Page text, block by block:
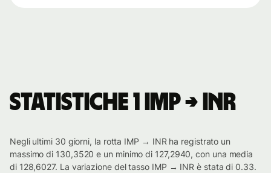
Statistiche 1 IMP → INR
Negli ultimi 30 giorni, la rotta IMP → INR ha registrato un
massimo di 130,3520 e un minimo di 127,2940, con una media
di 128,6027. La variazione del tasso IMP → INR è stata di 0.33.